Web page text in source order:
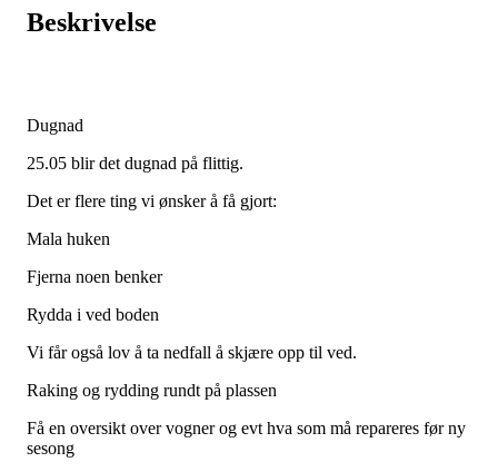
Beskrivelse
Dugnad
25.05 blir det dugnad på flittig.
Det er flere ting vi ønsker å få gjort:
Mala huken
Fjerna noen benker
Rydda i ved boden
Vi får også lov å ta nedfall å skjære opp til ved.
Raking og rydding rundt på plassen
Få en oversikt over vogner og evt hva som må repareres før ny
sesong